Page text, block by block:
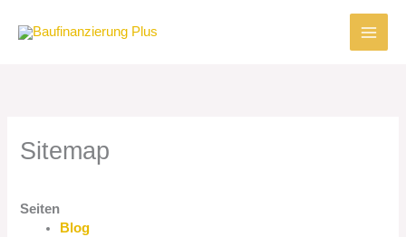
Inhalt
Sitemap
Seiten
Blog